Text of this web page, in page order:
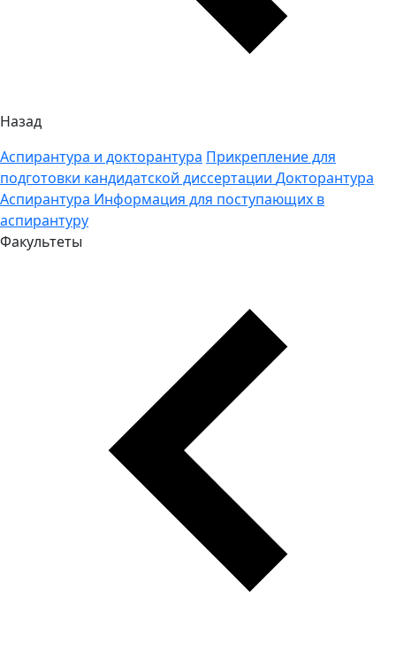
Назад
Аспирантура и докторантура Прикрепление для
подготовки кандидатской диссертации Докторантура
Аспирантура Информация для поступающих в
аспирантуру
Факультеты